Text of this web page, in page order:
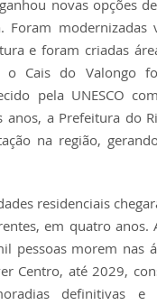
novas opções
Foram modernizadas
e foram criadas
o Cais do Valongo
pela UNESCO
a Prefeitura do
na região,
residenciais
em quatro anos.
pessoas morem nas
Centro, até 2029,
definitivas e